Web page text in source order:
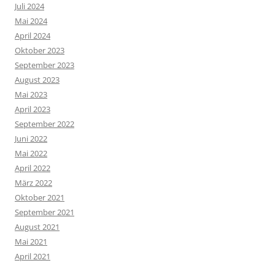
Juli 2024
Mai 2024
April 2024
Oktober 2023
September 2023
August 2023
Mai 2023
April 2023
September 2022
Juni 2022
Mai 2022
April 2022
März 2022
Oktober 2021
September 2021
August 2021
Mai 2021
April 2021